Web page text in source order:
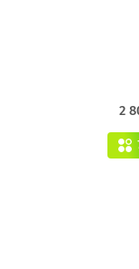
2